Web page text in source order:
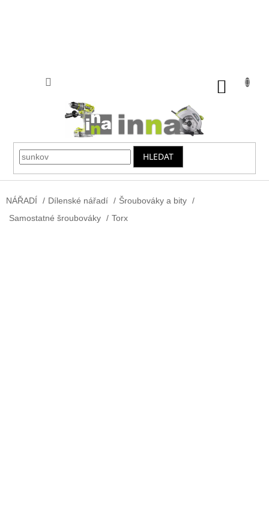
HLEDAT
NÁŘADÍ / Dílenské nářadí / Šroubováky a bity /
Samostatné šroubováky / Torx